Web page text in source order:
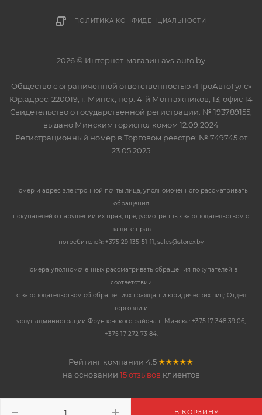
В КОРЗИНУ
ПОЛИТИКА КОНФИДЕНЦИАЛЬНОСТИ
2026 © Интернет-магазин avs-auto.by
Общество с ограниченной ответственностью «ПроАвтоТулс»
Юр.адрес: 220019, г. Минск, пер. 4-й Монтажников, 13, офис 14
Свидетельство о государственной регистрации: № 193789155,
выдано Минским горисполкомом 12.09.2024
Регистрационный номер в Торговом реестре: № 749745 от
23.05.2025
Номер и адрес электронной почты лица, уполномоченного рассматривать
обращения
покупателей о нарушении их прав, предусмотренных законодательством о
защите прав
потребителей: +375 29 135-51-11, sales@storex.by
Номера уполномоченных рассматривать обращения покупателей в
соответствии
с законодательством об обращениях граждан и юридических лиц: Отдел
торговли и
услуг администрации Фрунзенского района г. Минска: +375 17 348 39 06,
+375 17 272 73 84.
Рейтинг компании 4.5 ★★★★★
на основании 15 отзывов клиентов